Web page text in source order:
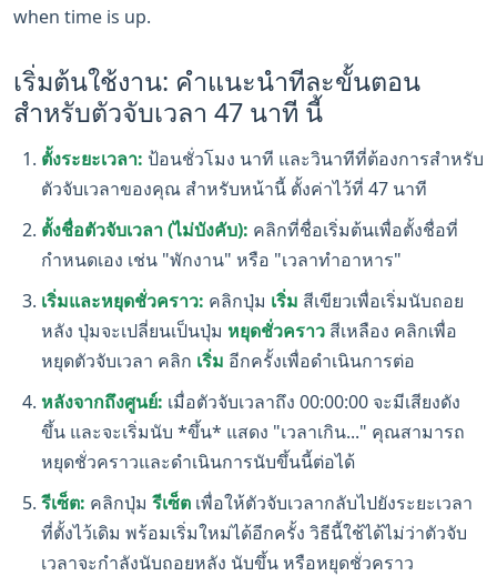
when time is up.
เริ่มต้นใช้งาน: คำแนะนำทีละขั้นตอน
สำหรับตัวจับเวลา 47 นาที นี้
ตั้งระยะเวลา: ป้อนชั่วโมง นาที และวินาทีที่ต้องการสำหรับ
ตัวจับเวลาของคุณ สำหรับหน้านี้ ตั้งค่าไว้ที่ 47 นาที
ตั้งชื่อตัวจับเวลา (ไม่บังคับ): คลิกที่ชื่อเริ่มต้นเพื่อตั้งชื่อที่
กำหนดเอง เช่น "พักงาน" หรือ "เวลาทำอาหาร"
เริ่มและหยุดชั่วคราว: คลิกปุ่ม เริ่ม สีเขียวเพื่อเริ่มนับถอย
หลัง ปุ่มจะเปลี่ยนเป็นปุ่ม หยุดชั่วคราว สีเหลือง คลิกเพื่อ
หยุดตัวจับเวลา คลิก เริ่ม อีกครั้งเพื่อดำเนินการต่อ
หลังจากถึงศูนย์: เมื่อตัวจับเวลาถึง 00:00:00 จะมีเสียงดัง
ขึ้น และจะเริ่มนับ *ขึ้น* แสดง "เวลาเกิน..." คุณสามารถ
หยุดชั่วคราวและดำเนินการนับขึ้นนี้ต่อได้
รีเซ็ต: คลิกปุ่ม รีเซ็ต เพื่อให้ตัวจับเวลากลับไปยังระยะเวลา
ที่ตั้งไว้เดิม พร้อมเริ่มใหม่ได้อีกครั้ง วิธีนี้ใช้ได้ไม่ว่าตัวจับ
เวลาจะกำลังนับถอยหลัง นับขึ้น หรือหยุดชั่วคราว